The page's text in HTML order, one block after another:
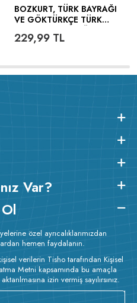
BOZKURT, TÜRK BAYRAĞI
VE GÖKTÜRKÇE TÜRK
229,99TL
Var?
özel ayrıcalıklarımızdan
hemen faydalanın.
verilerin Tisho tarafından Kişisel
Metni kapsamında bu amaçla
izin vermiş sayılırsınız.